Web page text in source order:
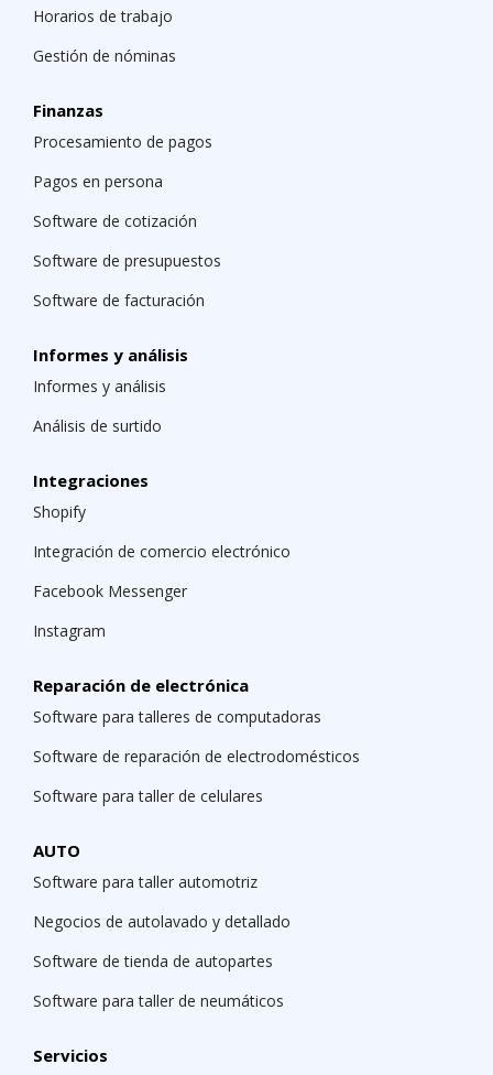
Horarios de trabajo
Gestión de nóminas
Finanzas
Procesamiento de pagos
Pagos en persona
Software de cotización
Software de presupuestos
Software de facturación
Informes y análisis
Informes y análisis
Análisis de surtido
Integraciones
Shopify
Integración de comercio electrónico
Facebook Messenger
Instagram
Reparación de electrónica
Software para talleres de computadoras
Software de reparación de electrodomésticos
Software para taller de celulares
AUTO
Software para taller automotriz
Negocios de autolavado y detallado
Software de tienda de autopartes
Software para taller de neumáticos
Servicios